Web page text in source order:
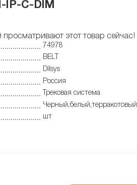
IP-C-DIM
просматривают этот товар сейчас!
74978
BELT
Dilsys
Россия
Трековая система
Черный,белый,терракотовый
шт